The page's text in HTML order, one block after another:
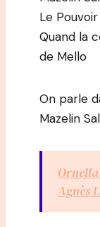
Le
Quand la
de Mello
On parle
Mazelin
Agnès